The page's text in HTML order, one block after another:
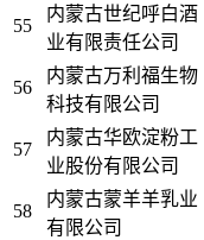
55
内蒙古世纪呼白酒
业有限责任公司
56
内蒙古万利福生物
科技有限公司
57
内蒙古华欧淀粉工
业股份有限公司
58
内蒙古蒙羊羊乳业
有限公司